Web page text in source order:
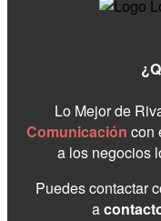
Lo Mejor de
Comunicación con
a los negocios
Puedes contactar
a